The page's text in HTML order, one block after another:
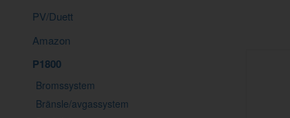
PV/Duett
Amazon
P1800
Bromssystem
Bränsle/avgassystem